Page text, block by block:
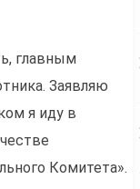
главным
Заявляю
я иду в
Комитета».